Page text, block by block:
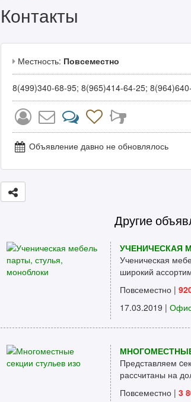
Контакты
Местность: Повсеместно
8(499)340-68-95; 8(965)414-64-25;
Объявление давно не обновлялось
Другие
УЧЕНИЧЕСКАЯ
Ученическая
широкий
Повсеместно |
17.03.2019 |
Представляем
рассчитаны на
Повсеместно | 3